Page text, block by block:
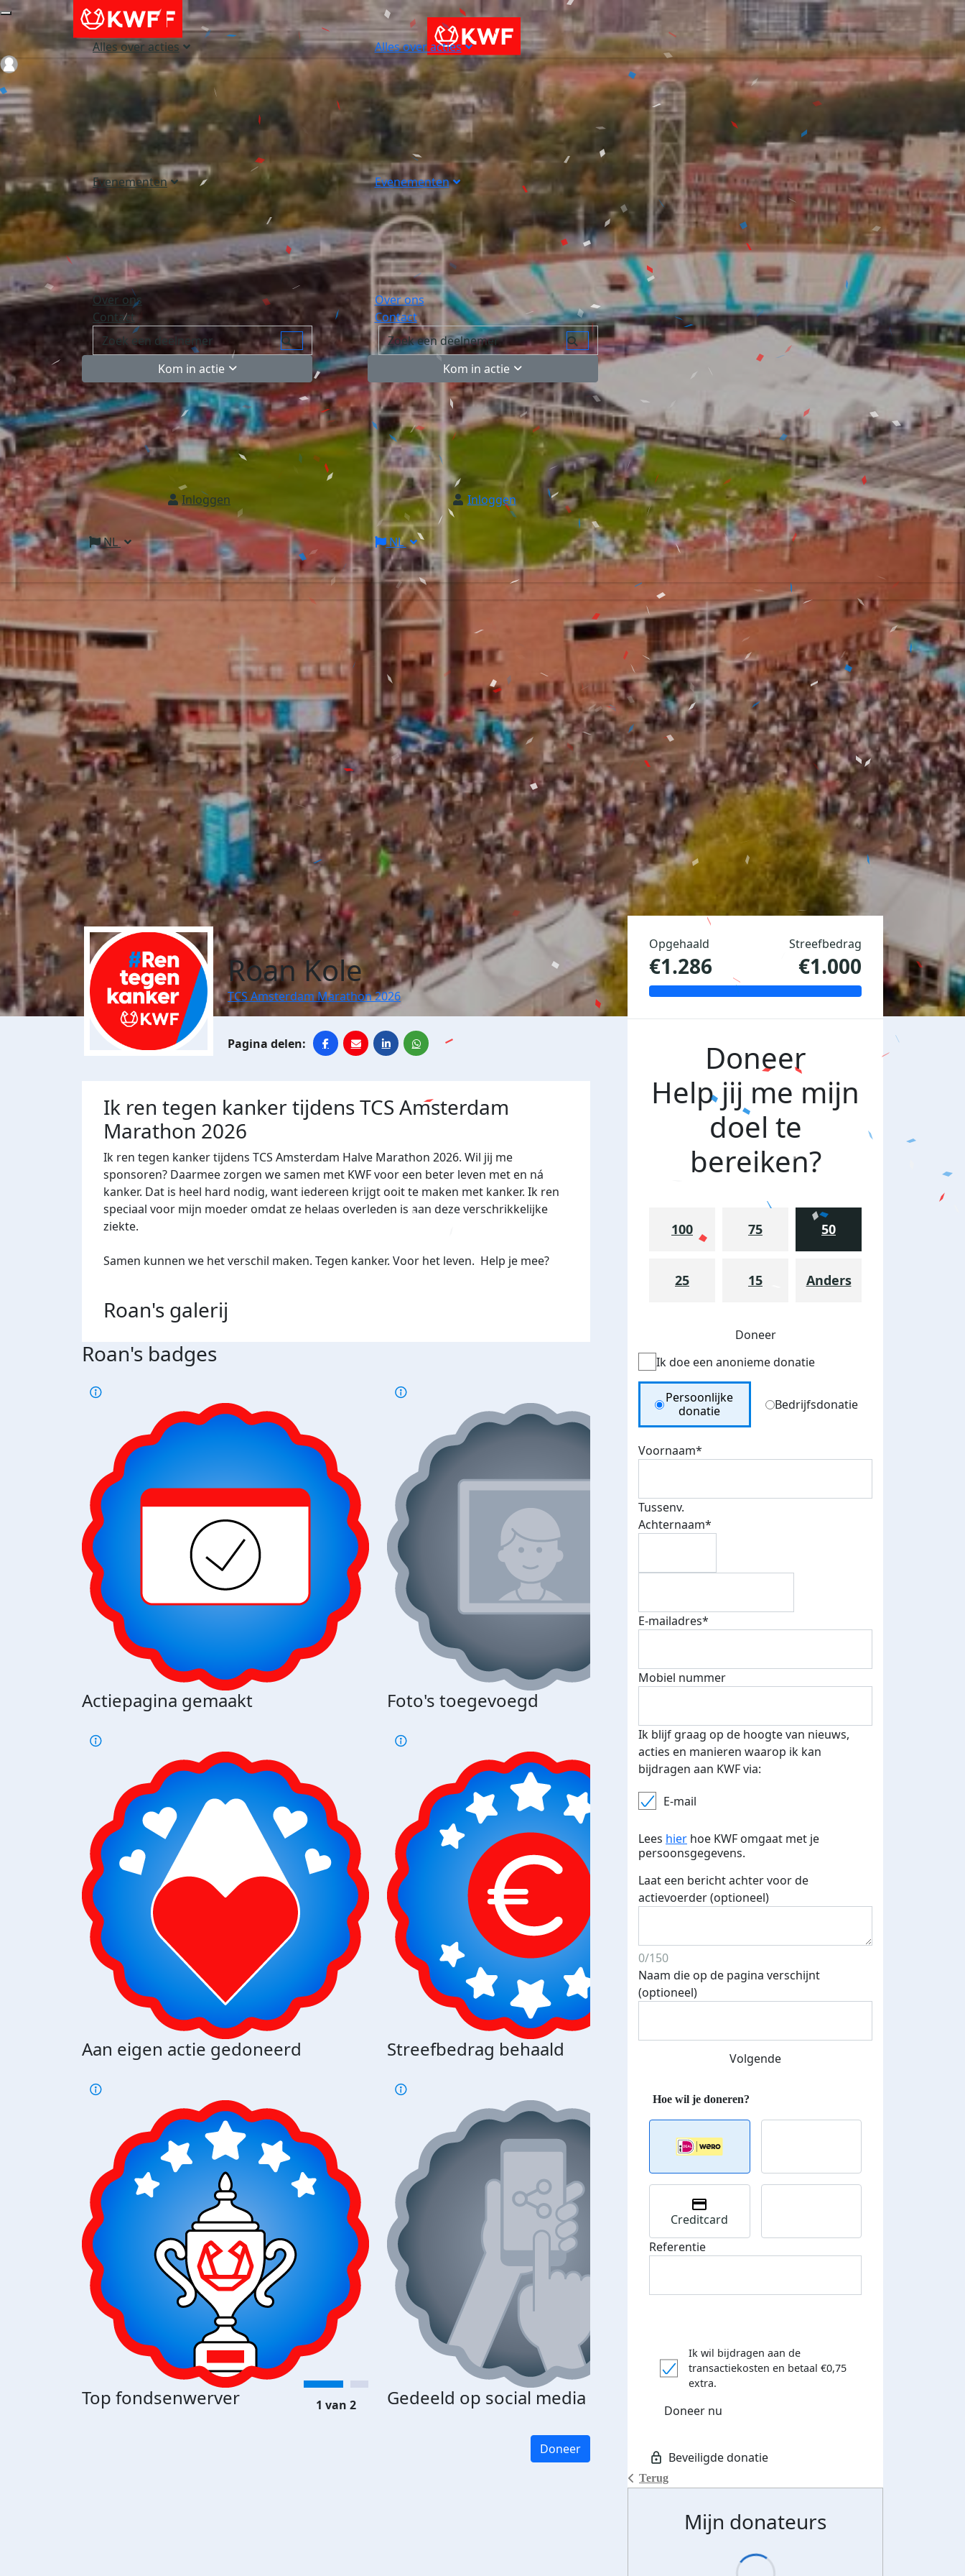
Alles over acties
Evenementen
Over ons
Contact
Kom in actie
Inloggen
NL
Alles over acties
Evenementen
Over ons
Contact
Kom in actie
Inloggen
NL
Login
Roan Kole
TCS Amsterdam Marathon 2026
Ik ren tegen kanker tijdens TCS Amsterdam
Marathon 2026
Ik ren tegen kanker tijdens TCS Amsterdam Halve Marathon 2026. Wil jij me
sponsoren? Daarmee zorgen we samen met KWF voor een beter leven met en ná
kanker. Dat is heel hard nodig, want iedereen krijgt ooit te maken met kanker. Ik ren
speciaal voor mijn moeder omdat ze helaas overleden is aan deze verschrikkelijke
ziekte.
Samen kunnen we het verschil maken. Tegen kanker. Voor het leven. Help je mee?
Roan's galerij
Roan's badges
Actiepagina gemaakt Foto's toegevoegd
Aan eigen actie gedoneerd Streefbedrag behaald Streefbedrag verhoogd
Top fondsenwerver Gedeeld op social media
verdiend
1 van 2
Doneer
Opgehaald
€1.286
Streefbedrag
€1.000
Doneer
Help jij me mijn
doel te
bereiken?
100 75 50
25 15 Anders
Doneer
Ik doe een anonieme donatie
Donation Type
Persoonlijke
donatie
Bedrijfsdonatie
Voornaam*
Tussenv.
Achternaam*
E-mailadres*
Mobiel nummer
Ik blijf graag op de hoogte van nieuws,
acties en manieren waarop ik kan
bijdragen aan KWF via:
E-mail
Lees hier hoe KWF omgaat met je
persoonsgegevens.
Laat een bericht achter voor de
actievoerder (optioneel)
0/150
Naam die op de pagina verschijnt
(optioneel)
Volgende
Terug
Creditcard
Referentie
Ik wil bijdragen aan de
transactiekosten en betaal €0,75
extra.
Doneer nu
Mijn donateurs